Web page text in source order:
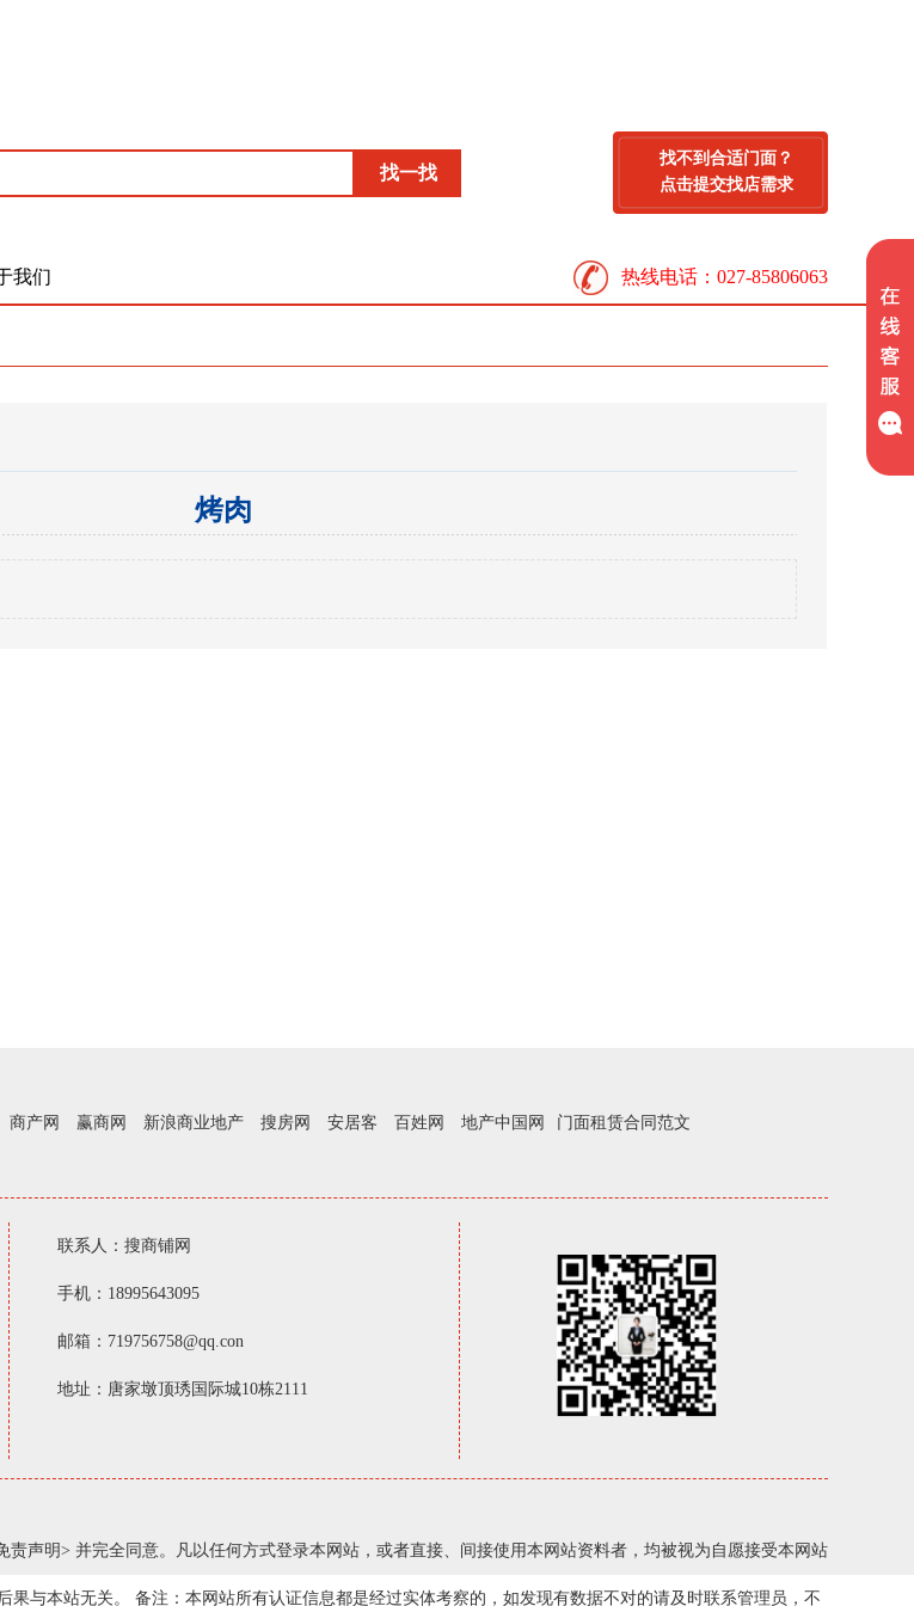
找不到合适门面？
点击提交找店需求
我们 热线电话：027-85806063
烤肉
商产网 赢商网 新浪商业地产 搜房网 安居客 百姓网 地产中国网 门面租赁合同范文
联系人：搜商铺网
手机：18995643095
邮箱：719756758@qq.con
地址：唐家墩顶琇国际城10栋2111
声明> 并完全同意。凡以任何方式登录本网站，或者直接、间接使用本网站资料者，均被视为自愿接受本网站
与本站无关。 备注：本网站所有认证信息都是经过实体考察的，如发现有数据不对的请及时联系管理员，不